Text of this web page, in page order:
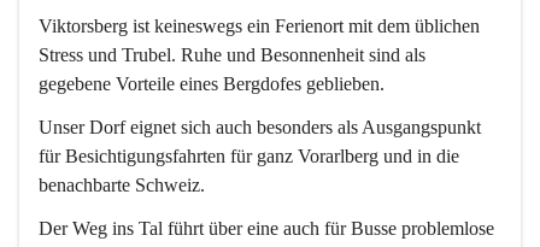
Viktorsberg ist keineswegs ein Ferienort mit dem üblichen
Stress und Trubel. Ruhe und Besonnenheit sind als
gegebene Vorteile eines Bergdofes geblieben.
Unser Dorf eignet sich auch besonders als Ausgangspunkt
für Besichtigungsfahrten für ganz Vorarlberg und in die
benachbarte Schweiz.
Der Weg ins Tal führt über eine auch für Busse problemlose